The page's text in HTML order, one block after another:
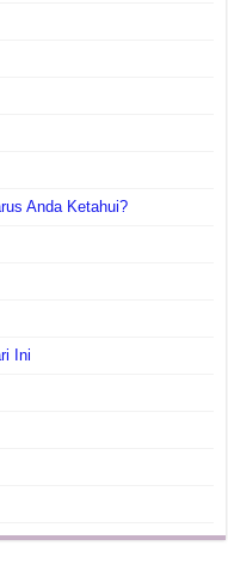
Anda Ketahui?
Ini